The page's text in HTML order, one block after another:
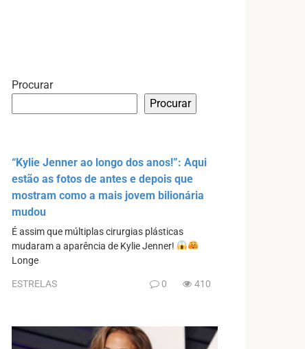
Procurar
Procurar
“Kylie Jenner ao longo dos anos!”: Aqui
estão as fotos de antes e depois que
mostram como a mais jovem bilionária
mudou
É assim que múltiplas cirurgias plásticas
mudaram a aparência de Kylie Jenner!
Longe
ESTRELAS 0 410